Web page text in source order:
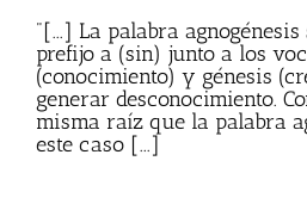
"[...] La palabra
prefijo a (sin) junto a los
(conocimiento) y génesis
generar desconocimiento.
misma raíz que la palabra
este caso [...]